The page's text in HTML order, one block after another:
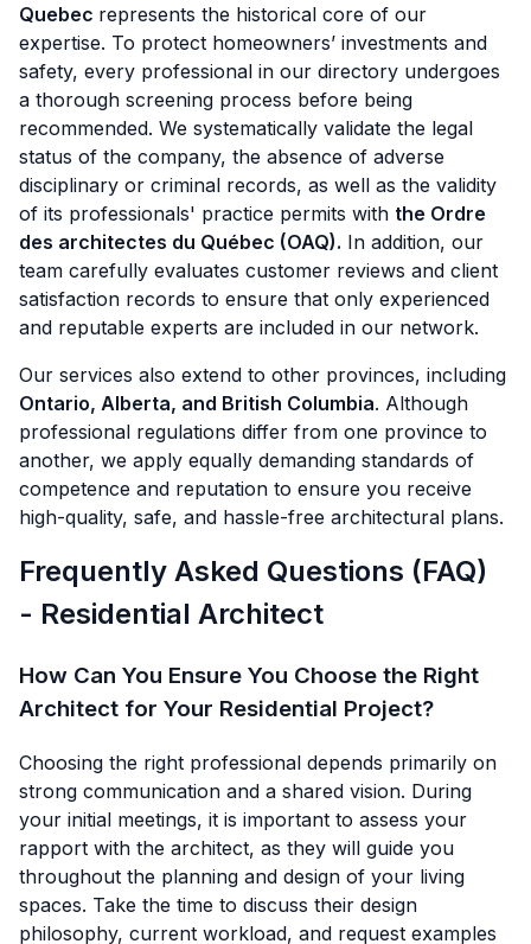
Quebec represents the historical core of our
expertise. To protect homeowners’ investments and
safety, every professional in our directory undergoes
a thorough screening process before being
recommended. We systematically validate the legal
status of the company, the absence of adverse
disciplinary or criminal records, as well as the validity
of its professionals' practice permits with the Ordre
des architectes du Québec (OAQ). In addition, our
team carefully evaluates customer reviews and client
satisfaction records to ensure that only experienced
and reputable experts are included in our network.
Our services also extend to other provinces, including
Ontario, Alberta, and British Columbia. Although
professional regulations differ from one province to
another, we apply equally demanding standards of
competence and reputation to ensure you receive
high-quality, safe, and hassle-free architectural plans.
Frequently Asked Questions (FAQ)
- Residential Architect
How Can You Ensure You Choose the Right
Architect for Your Residential Project?
Choosing the right professional depends primarily on
strong communication and a shared vision. During
your initial meetings, it is important to assess your
rapport with the architect, as they will guide you
throughout the planning and design of your living
spaces. Take the time to discuss their design
philosophy, current workload, and request examples